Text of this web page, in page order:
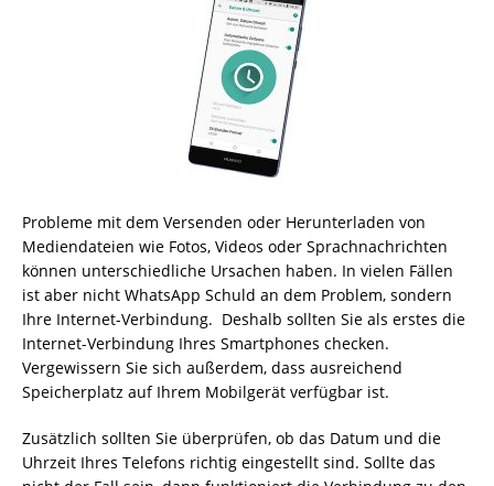
Probleme mit dem Versenden oder Herunterladen von
Mediendateien wie Fotos, Videos oder Sprachnachrichten
können unterschiedliche Ursachen haben. In vielen Fällen
ist aber nicht WhatsApp Schuld an dem Problem, sondern
Ihre Internet-Verbindung. Deshalb sollten Sie als erstes die
Internet-Verbindung Ihres Smartphones checken.
Vergewissern Sie sich außerdem, dass ausreichend
Speicherplatz auf Ihrem Mobilgerät verfügbar ist.
Zusätzlich sollten Sie überprüfen, ob das Datum und die
Uhrzeit Ihres Telefons richtig eingestellt sind. Sollte das